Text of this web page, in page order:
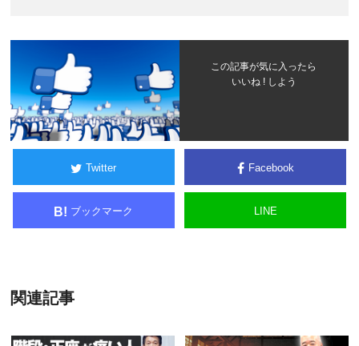
この記事が気に入ったら
いいね ! しよう
Twitter Facebook
B! ブックマーク LINE
関連記事